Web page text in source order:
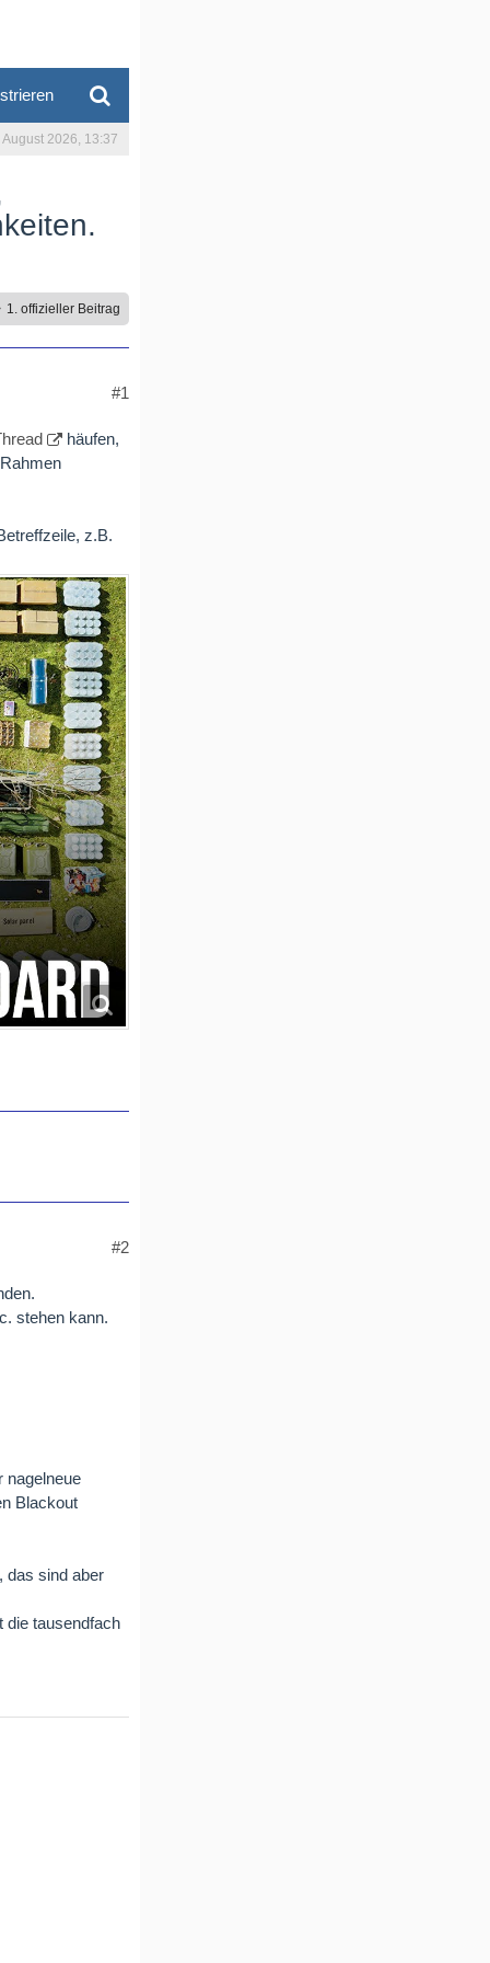
August 2026, 13:37
1. offizieller Beitrag
#1
häufen,
z.B.
#2
stehen kann.
nagelneue
Blackout
das sind aber
die tausendfach